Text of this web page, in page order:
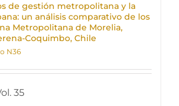
de gestión metropolitana y la
un análisis comparativo de los
Metropolitana de Morelia,
Coquimbo, Chile
N36
35